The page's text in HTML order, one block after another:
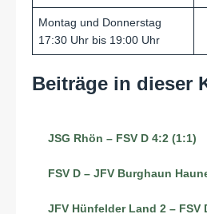
Montag und Donnerstag
17:30 Uhr bis 19:00 Uhr
Beiträge in dieser
JSG Rhön – FSV D 4:2 (1:1)
FSV D – JFV Burghaun
JFV Hünfelder Land 2 – FSV